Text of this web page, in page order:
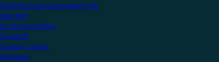
Sicherheit und Zugangskontrolle
Mein KNX
Ein Konto erstellen
Geschäft
Support-Center
Fachleute